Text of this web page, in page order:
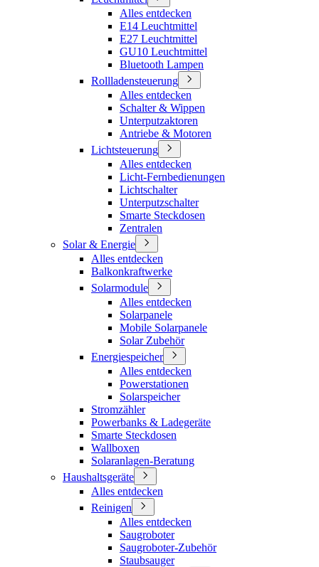
Alles entdecken
E14 Leuchtmittel
E27 Leuchtmittel
GU10 Leuchtmittel
Bluetooth Lampen
Rollladensteuerung
Alles entdecken
Schalter & Wippen
Unterputzaktoren
Antriebe & Motoren
Lichtsteuerung
Alles entdecken
Licht-Fernbedienungen
Lichtschalter
Unterputzschalter
Smarte Steckdosen
Zentralen
Solar & Energie
Alles entdecken
Balkonkraftwerke
Solarmodule
Alles entdecken
Solarpanele
Mobile Solarpanele
Solar Zubehör
Energiespeicher
Alles entdecken
Powerstationen
Solarspeicher
Stromzähler
Powerbanks & Ladegeräte
Smarte Steckdosen
Wallboxen
Solaranlagen-Beratung
Haushaltsgeräte
Alles entdecken
Reinigen
Alles entdecken
Saugroboter
Saugroboter-Zubehör
Staubsauger